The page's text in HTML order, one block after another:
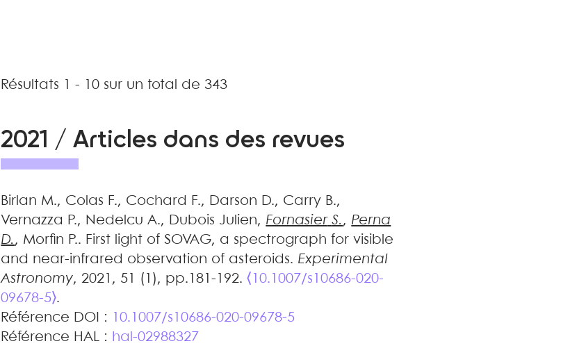
Résultats 1 - 10 sur un total de 343
2021 / Articles dans des revues
Birlan M., Colas F., Cochard F., Darson D., Carry B.,
Vernazza P., Nedelcu A., Dubois Julien, Fornasier S., Perna
D., Morfin P.. First light of SOVAG, a spectrograph for visible
and near-infrared observation of asteroids. Experimental
Astronomy, 2021, 51 (1), pp.181-192.⟨10.1007/s10686-020-
09678-5⟩.
Référence DOI :
10.1007/s10686-020-09678-5
Référence HAL : hal-02988327